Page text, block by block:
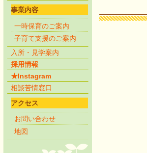
事業内容
一時保育のご案内
子育て支援のご案内
入所・見学案内
採用情報
★Instagram
相談苦情窓口
アクセス
お問い合わせ
地図